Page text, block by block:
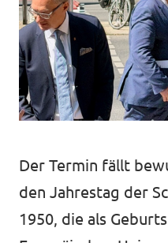
Der Termin fällt
den Jahrestag der
1950, die als